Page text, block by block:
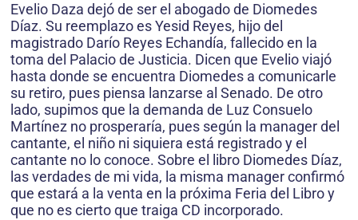
Evelio Daza dejó de ser el abogado de Diomedes
Díaz. Su reemplazo es Yesid Reyes, hijo del
magistrado Darío Reyes Echandía, fallecido en la
toma del Palacio de Justicia. Dicen que Evelio viajó
hasta donde se encuentra Diomedes a comunicarle
su retiro, pues piensa lanzarse al Senado. De otro
lado, supimos que la demanda de Luz Consuelo
Martínez no prosperaría, pues según la manager del
cantante, el niño ni siquiera está registrado y el
cantante no lo conoce. Sobre el libro Diomedes Díaz,
las verdades de mi vida, la misma manager confirmó
que estará a la venta en la próxima Feria del Libro y
que no es cierto que traiga CD incorporado.